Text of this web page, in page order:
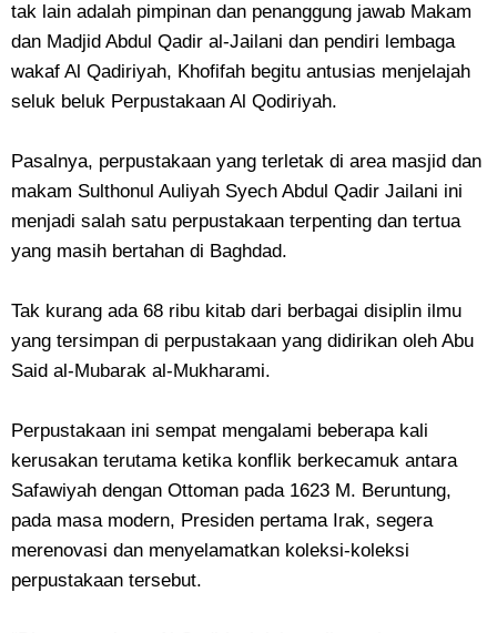
tak lain adalah pimpinan dan penanggung jawab Makam
dan Madjid Abdul Qadir al-Jailani dan pendiri lembaga
wakaf Al Qadiriyah, Khofifah begitu antusias menjelajah
seluk beluk Perpustakaan Al Qodiriyah.
Pasalnya, perpustakaan yang terletak di area masjid dan
makam Sulthonul Auliyah Syech Abdul Qadir Jailani ini
menjadi salah satu perpustakaan terpenting dan tertua
yang masih bertahan di Baghdad.
Tak kurang ada 68 ribu kitab dari berbagai disiplin ilmu
yang tersimpan di perpustakaan yang didirikan oleh Abu
Said al-Mubarak al-Mukharami.
Perpustakaan ini sempat mengalami beberapa kali
kerusakan terutama ketika konflik berkecamuk antara
Safawiyah dengan Ottoman pada 1623 M. Beruntung,
pada masa modern, Presiden pertama Irak, segera
merenovasi dan menyelamatkan koleksi-koleksi
perpustakaan tersebut.